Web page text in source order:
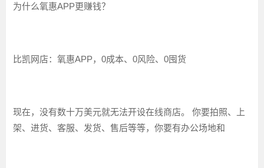
为什么氧惠APP更赚钱？
比凯网店：氧惠APP，0成本、0风险、0囤货
现在，没有数十万美元就无法开设在线商店。 你要拍照、上
架、进货、客服、发货、售后等等，你要有办公场地和